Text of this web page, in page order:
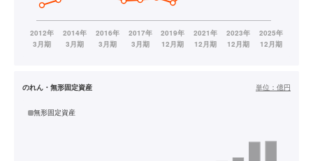
のれん・無形固定資産 単位： 億円
無形固定資産